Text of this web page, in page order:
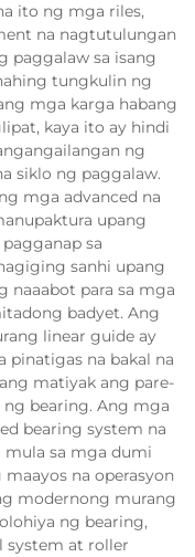
ito ng mga riles,
na nagtutulungan
paggalaw sa isang
tungkulin ng
mga karga habang
kaya ito ay hindi
ng
siklo ng paggalaw.
mga advanced na
upang
sa
sanhi upang
naaabot para sa mga
badyet. Ang
linear guide ay
pinatigas na bakal na
matiyak ang pare-
bearing. Ang mga
bearing system na
mula sa mga dumi
na operasyon
modernong murang
ng bearing,
system at roller